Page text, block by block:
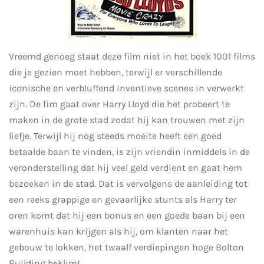
Vreemd genoeg staat deze film niet in het boek 1001 films
die je gezien moet hebben, terwijl er verschillende
iconische en verbluffend inventieve scenes in verwerkt
zijn. De fim gaat over Harry Lloyd die het probeert te
maken in de grote stad zodat hij kan trouwen met zijn
liefje. Terwijl hij nog steeds moeite heeft een goed
betaalde baan te vinden, is zijn vriendin inmiddels in de
veronderstelling dat hij veel geld verdient en gaat hem
bezoeken in de stad. Dat is vervolgens de aanleiding tot
een reeks grappige en gevaarlijke stunts als Harry ter
oren komt dat hij een bonus en een goede baan bij een
warenhuis kan krijgen als hij, om klanten naar het
gebouw te lokken, het twaalf verdiepingen hoge Bolton